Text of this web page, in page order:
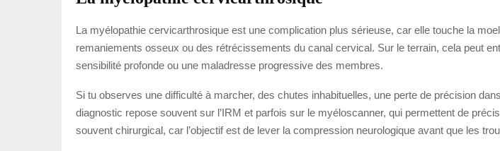
La myélopathie cervicarthrosique est une complication plus sérieuse, car elle touche la
remaniements osseux ou des rétrécissements du canal cervical. Sur le terrain, cela peut
sensibilité profonde ou une maladresse progressive des membres.
Si tu observes une difficulté à marcher, des chutes inhabituelles, une perte de précision
diagnostic repose souvent sur l’IRM et parfois sur le myéloscanner, qui permettent de
souvent chirurgical, car l’objectif est de lever la compression neurologique avant que les